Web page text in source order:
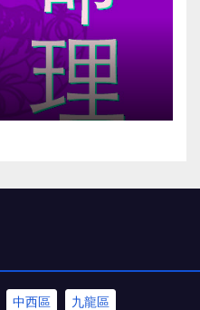
中西區 九龍區